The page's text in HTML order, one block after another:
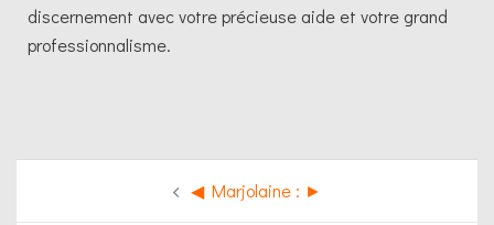
discernement avec votre précieuse aide et votre grand
professionnalisme.
◀︎ Marjolaine : ►